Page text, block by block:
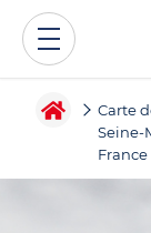
Carte
Seine-
France